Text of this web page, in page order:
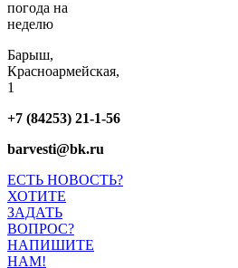
погода на
неделю
Барыш,
Красноармейская,
1
+7 (84253) 21-1-56
barvesti@bk.ru
ЕСТЬ НОВОСТЬ?
ХОТИТЕ
ЗАДАТЬ
ВОПРОС?
НАПИШИТЕ
НАМ!